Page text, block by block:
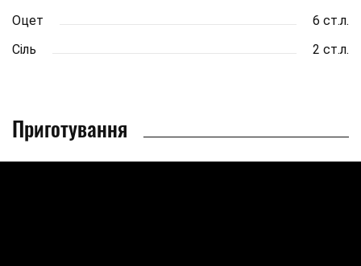
Оцет
6 ст.л.
Сіль
2 ст.л.
Приготування